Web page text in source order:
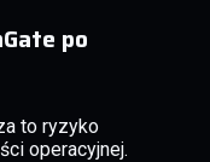
po
to ryzyko
operacyjnej.